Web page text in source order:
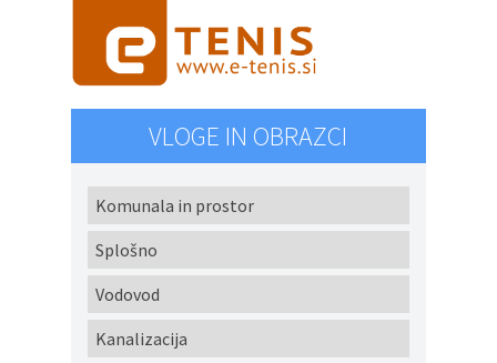
VLOGE IN OBRAZCI
Komunala in prostor
Splošno
Vodovod
Kanalizacija